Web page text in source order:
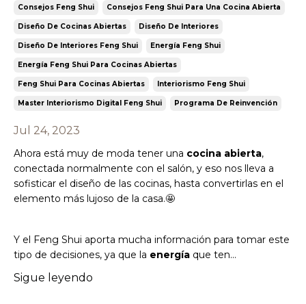
Consejos Feng Shui Consejos Feng Shui Para Una Cocina Abierta
Diseño De Cocinas Abiertas Diseño De Interiores
Diseño De Interiores Feng Shui Energía Feng Shui
Energía Feng Shui Para Cocinas Abiertas
Feng Shui Para Cocinas Abiertas Interiorismo Feng Shui
Master Interiorismo Digital Feng Shui Programa De Reinvención
Jul 24, 2023
Ahora está muy de moda tener una cocina abierta,
conectada normalmente con el salón, y eso nos lleva a
sofisticar el diseño de las cocinas, hasta convertirlas en el
elemento más lujoso de la casa.🤩
Y el Feng Shui aporta mucha información para tomar este
tipo de decisiones, ya que la energía que ten...
Sigue leyendo